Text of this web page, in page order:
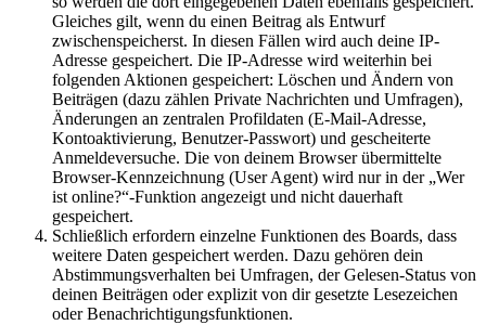
Gleiches gilt, wenn du einen Beitrag als Entwurf
zwischenspeicherst. In diesen Fällen wird auch deine IP-
Adresse gespeichert. Die IP-Adresse wird weiterhin bei
folgenden Aktionen gespeichert: Löschen und Ändern von
Beiträgen (dazu zählen Private Nachrichten und Umfragen),
Änderungen an zentralen Profildaten (E-Mail-Adresse,
Kontoaktivierung, Benutzer-Passwort) und gescheiterte
Anmeldeversuche. Die von deinem Browser übermittelte
Browser-Kennzeichnung (User Agent) wird nur in der „Wer
ist online?“-Funktion angezeigt und nicht dauerhaft
gespeichert.
Schließlich erfordern einzelne Funktionen des Boards, dass
weitere Daten gespeichert werden. Dazu gehören dein
Abstimmungsverhalten bei Umfragen, der Gelesen-Status von
deinen Beiträgen oder explizit von dir gesetzte Lesezeichen
oder Benachrichtigungsfunktionen.